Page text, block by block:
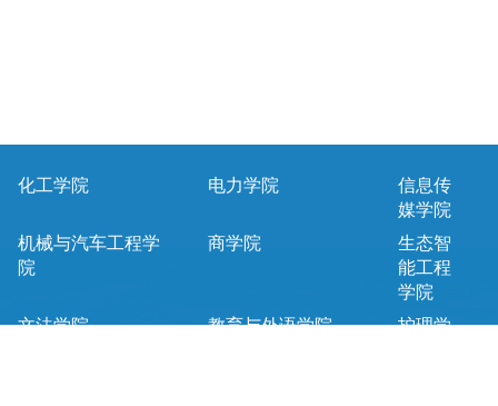
化工学院 电力学院
信息传
媒学院
机械与汽车工程学
院
商学院
生态智
能工程
学院
文法学院
教育与外语学院
护理学